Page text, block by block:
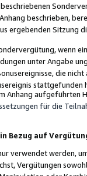
beschrieben,
ergebenden Sitzung
wenn
unter Angabe
die
Anhang aufgeführten
für die
Bezug auf
verwendet werden,
Vergütungen